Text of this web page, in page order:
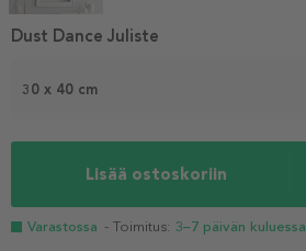
30 x 40 cm
Lisää ostoskoriin
Varastossa - Toimitus: 3–7 päivän kuluessa
Dust Dance Juliste